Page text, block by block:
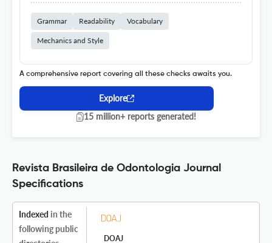
Grammar Readability Vocabulary
Mechanics and Style
A comprehensive report covering all these checks awaits you.
Explore
15 million+ reports generated!
Revista Brasileira de Odontologia Journal
Specifications
Indexed in the
following public
DOAJ